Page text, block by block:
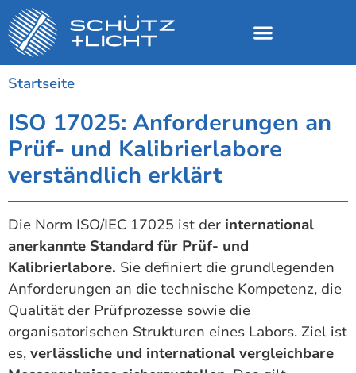
Startseite
ISO 17025: Anforderungen an
Prüf- und Kalibrierlabore
verständlich erklärt
Die Norm ISO/IEC 17025 ist der international
anerkannte Standard für Prüf- und
Kalibrierlabore. Sie definiert die grundlegenden
Anforderungen an die technische Kompetenz, die
Qualität der Prüfprozesse sowie die
organisatorischen Strukturen eines Labors. Ziel ist
es, verlässliche und international vergleichbare